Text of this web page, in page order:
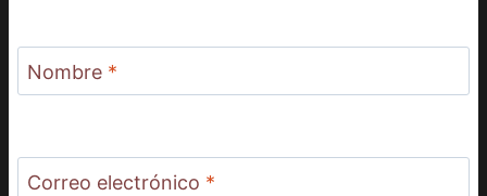
Nombre *
Correo electrónico *